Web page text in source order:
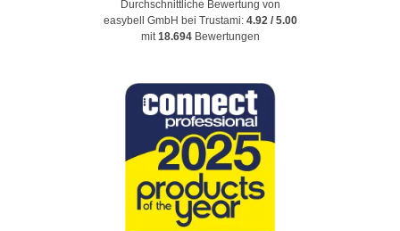
Durchschnittliche Bewertung von
easybell GmbH bei Trustami: 4.92/ 5.00
mit18.694 Bewertungen